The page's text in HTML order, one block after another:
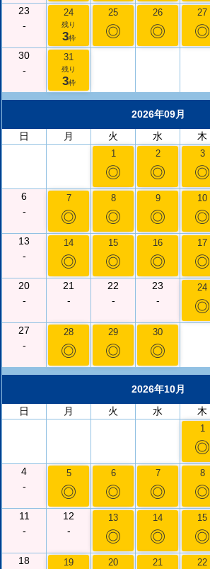
23
-
24
残り
3枠
25
◎
26
◎
27
◎
30
-
31
残り
3枠
2026年09月
日
月 火 水 木
1
◎
2
◎
3
◎
6
-
7
◎
8
◎
9
◎
10
◎
13
-
14
◎
15
◎
16
◎
17
◎
20
-
21
-
22
-
23
-
24
◎
27
-
28
◎
29
◎
30
◎
2026年10月
日
月 火 水 木
1
◎
4
-
5
◎
6
◎
7
◎
8
◎
11
-
12
-
13
◎
14
◎
15
◎
18
19 20 21 22